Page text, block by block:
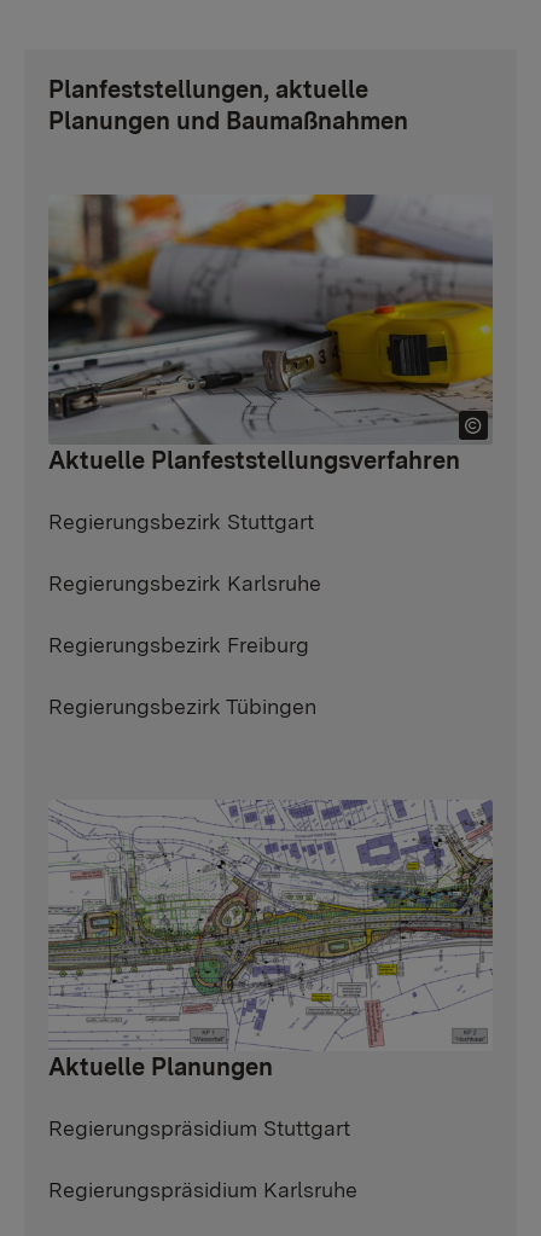
Planfeststellungen, aktuelle
Planungen und Baumaßnahmen
Aktuelle Planfeststellungsverfahren
Regierungsbezirk Stuttgart
Regierungsbezirk Karlsruhe
Regierungsbezirk Freiburg
Regierungsbezirk Tübingen
Aktuelle Planungen
Regierungspräsidium Stuttgart
Regierungspräsidium Karlsruhe